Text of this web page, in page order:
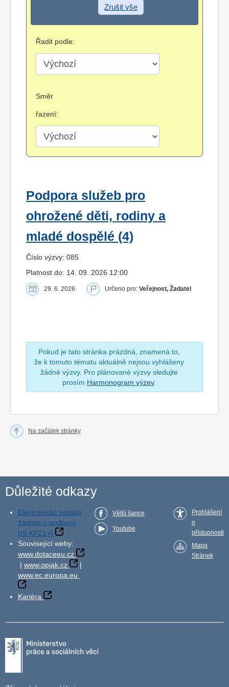
Zrušit vše
Řadit podle:
Směr
řazení:
Podpora služeb pro
ohrožené děti, rodiny a
mladé dospělé (4)
Číslo výzvy: 085
Platnost do: 14. 09. 2026 12:00
29. 6. 2026 Určeno pro: Veřejnost, Žadatel
Pokud je tato stránka prázdná, znamená to,
že k tomuto tématu aktuálně nejsou vyhlášeny
žádné výzvy. Pro plánované výzvy sledujte
prosím Harmonogram výzev.
Na začátek stránky
Důležité odkazy
Elektronické podání
žádosti o podporu
(IS KP21+)
Související weby:
www.dotaceeu.cz
| www.opjak.cz
|
www.ec.europa.eu
Kariéra
Větší šance
Youtube
Prohlášení
o
přístupnosti
Mapa
Stránek